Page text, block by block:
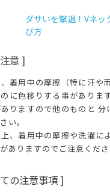
ダサいを撃退！Vネ
び方
意 ]
着用中の摩擦（特に汗や
に色移りする事がありま
りますので他のものと
い。
、着用中の摩擦や洗濯に
ありますのでご注意くださ
の注意事項 ]